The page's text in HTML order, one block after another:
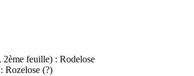
feuille) : Rodelose
Rozelose (?)